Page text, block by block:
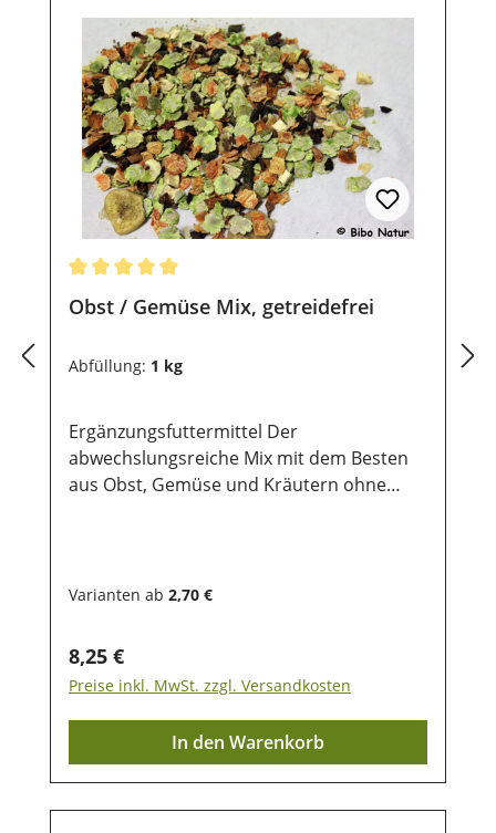
lange erhalten bleiben.
Durchschnittliche Bewertung von 5 von 5 Sternen
Obst / Gemüse Mix, getreidefrei
Abfüllung: 1 kg
Ergänzungsfuttermittel Der
abwechslungsreiche Mix mit dem Besten
aus Obst, Gemüse und Kräutern ohne
Möhrenflocken, Luzernepellets,
Paprika, Kürbisflocken, Kräutermischung
(Brennnesselblätter, Enzianwurzel,
Tausendgüldekraut, Beinwellwurzel,
Kamilleblüten, Fenchel, Kümmel,
Rhabarberwurzel, Kalmuswurzel geschält,
Mistelkraut, Schafgarbenkraut,
Varianten ab 2,70 €
Regulärer Preis:
8,25 €
Preise inkl. MwSt. zzgl. Versandkosten
In den Warenkorb